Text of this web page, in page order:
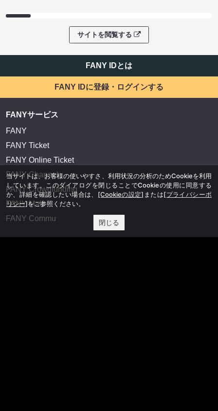
サイトを閲覧する
FANY IDとは
FANY IDに登録・ログインする
FANYサービス
FANY
FANY Ticket
FANY Online Ticket
FANY Channel
FANY Crowdfunding
FANY Mall
FANY Commu
当サイトは、お客様の使いやすさ、利用状況の分析のためCookieを利用
しています。このダイアログを閉じることでCookieの使用に同意する
か、詳細を確認したい場合は、 [Cookieの設定] または[プライバシーポ
リシー]をご参照ください。
閉じる